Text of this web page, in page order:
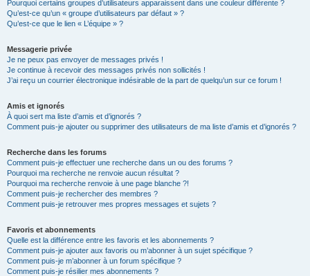
Pourquoi certains groupes d’utilisateurs apparaissent dans une couleur différente ?
Qu’est-ce qu’un « groupe d’utilisateurs par défaut » ?
Qu’est-ce que le lien « L’équipe » ?
Messagerie privée
Je ne peux pas envoyer de messages privés !
Je continue à recevoir des messages privés non sollicités !
J’ai reçu un courrier électronique indésirable de la part de quelqu’un sur ce forum !
Amis et ignorés
À quoi sert ma liste d’amis et d’ignorés ?
Comment puis-je ajouter ou supprimer des utilisateurs de ma liste d’amis et d’ignorés ?
Recherche dans les forums
Comment puis-je effectuer une recherche dans un ou des forums ?
Pourquoi ma recherche ne renvoie aucun résultat ?
Pourquoi ma recherche renvoie à une page blanche ?!
Comment puis-je rechercher des membres ?
Comment puis-je retrouver mes propres messages et sujets ?
Favoris et abonnements
Quelle est la différence entre les favoris et les abonnements ?
Comment puis-je ajouter aux favoris ou m’abonner à un sujet spécifique ?
Comment puis-je m’abonner à un forum spécifique ?
Comment puis-je résilier mes abonnements ?